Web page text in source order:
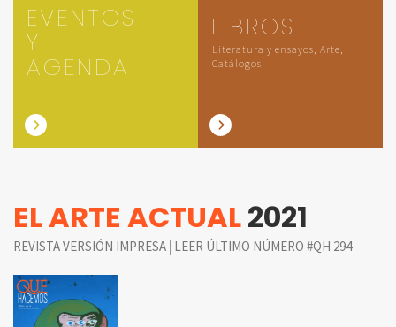
EVENTOS
Y
AGENDA
LIBROS
Literatura y ensayos, Arte,
Catálogos
EL ARTE ACTUAL2021
REVISTA VERSIÓN IMPRESA | LEER ÚLTIMO NÚMERO #QH 294